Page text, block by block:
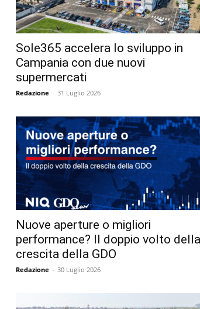
Sole365 accelera lo sviluppo in
Campania con due nuovi
supermercati
Redazione - 31 Luglio 2026
Nuove aperture o migliori
performance? Il doppio volto della
crescita della GDO
Redazione - 30 Luglio 2026